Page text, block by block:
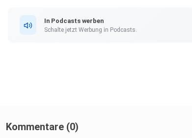
In Podcasts werben
Schalte jetzt Werbung in Podcasts.
Kommentare (0)